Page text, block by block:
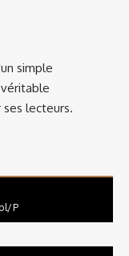
simple
lecteurs.
P